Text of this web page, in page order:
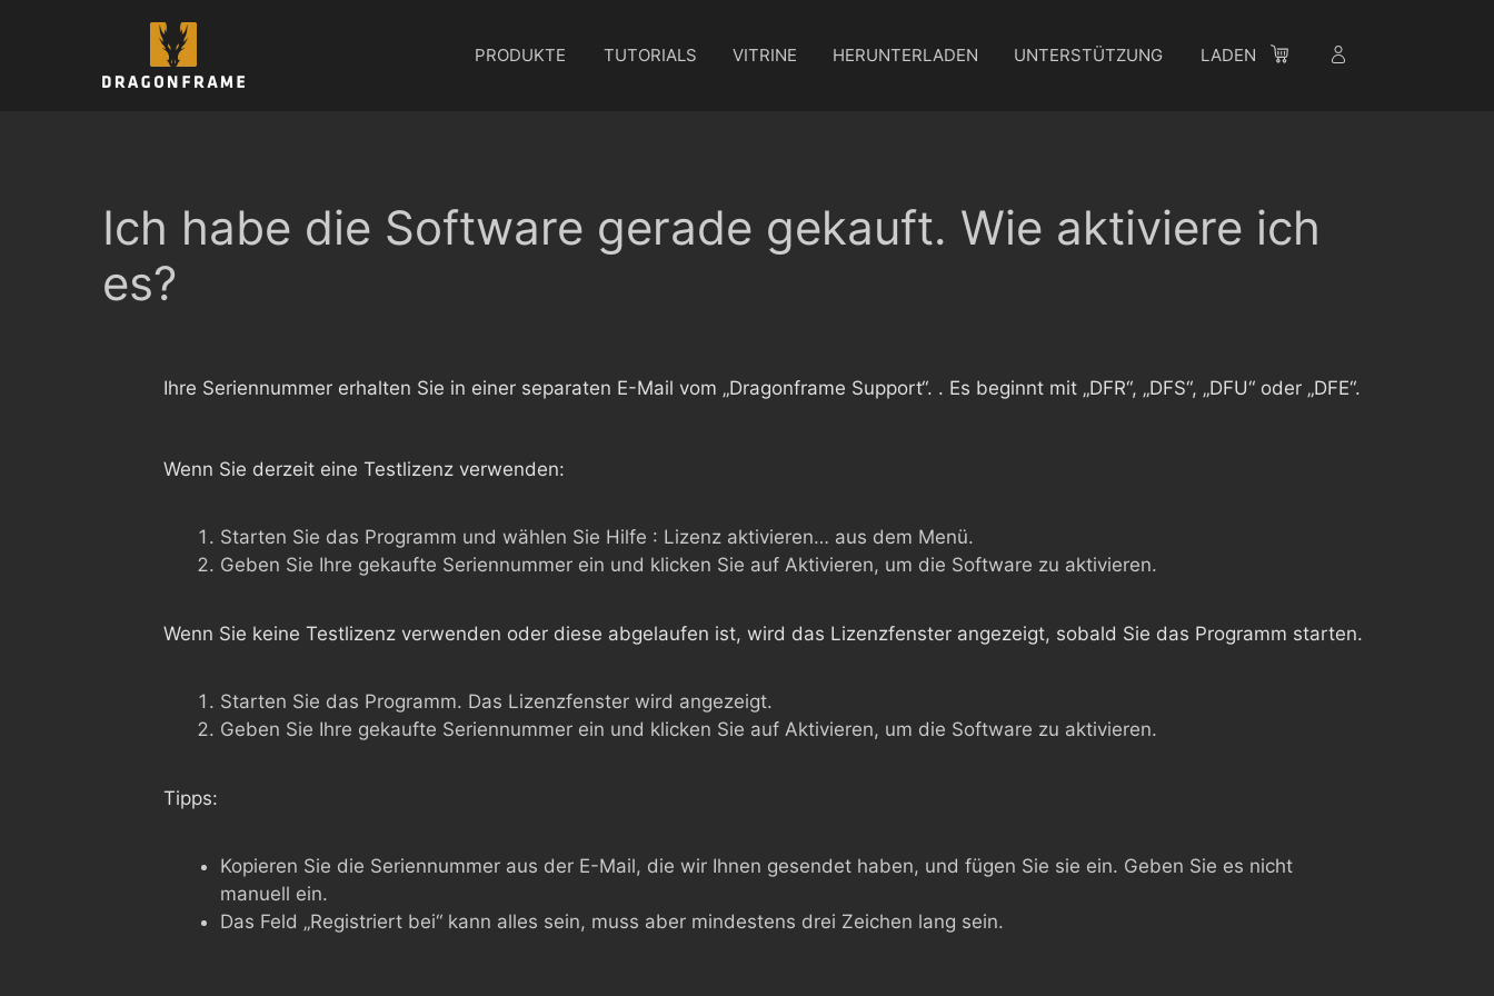
PRODUKTE TUTORIALS VITRINE HERUNTERLADEN UNTERSTÜTZUNG LADEN
Ich habe die Software gerade gekauft. Wie aktiviere ich
es?
Ihre Seriennummer erhalten Sie in einer separaten E-Mail vom „Dragonframe Support“. . Es beginnt mit „DFR“, „DFS“, „DFU“ oder „DFE“.
Wenn Sie derzeit eine Testlizenz verwenden:
Starten Sie das Programm und wählen Sie Hilfe : Lizenz aktivieren… aus dem Menü.
Geben Sie Ihre gekaufte Seriennummer ein und klicken Sie auf Aktivieren, um die Software zu aktivieren.
Wenn Sie keine Testlizenz verwenden oder diese abgelaufen ist, wird das Lizenzfenster angezeigt, sobald Sie das Programm starten.
Starten Sie das Programm. Das Lizenzfenster wird angezeigt.
Geben Sie Ihre gekaufte Seriennummer ein und klicken Sie auf Aktivieren, um die Software zu aktivieren.
Tipps:
Kopieren Sie die Seriennummer aus der E-Mail, die wir Ihnen gesendet haben, und fügen Sie sie ein. Geben Sie es nicht
manuell ein.
Das Feld „Registriert bei“ kann alles sein, muss aber mindestens drei Zeichen lang sein.